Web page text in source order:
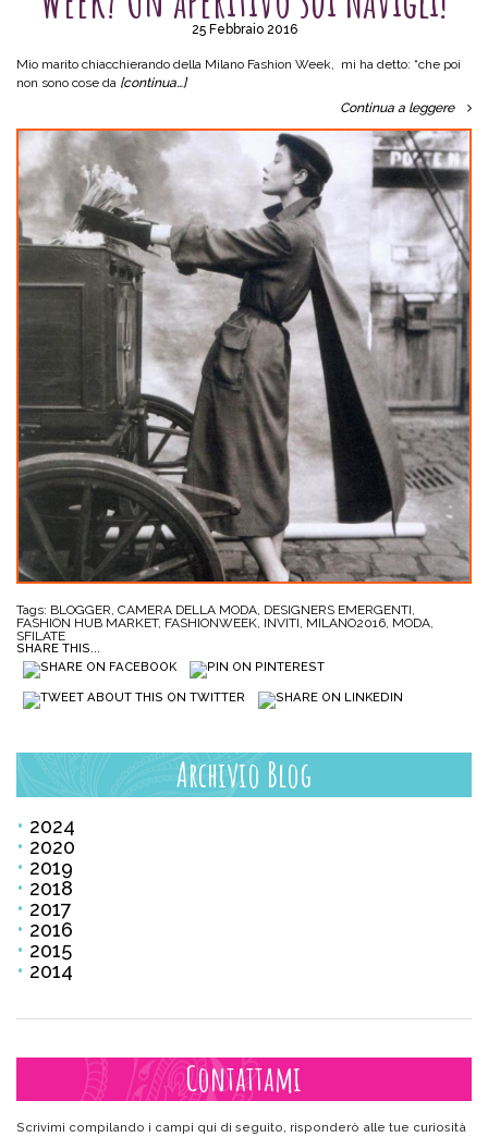
25 Febbraio 2016
Mio marito chiacchierando della Milano Fashion Week, mi ha detto: “che poi
non sono cose da [continua…]
Continua a leggere
Tags: BLOGGER, CAMERA DELLA MODA, DESIGNERS EMERGENTI,
FASHION HUB MARKET, FASHIONWEEK, INVITI, MILANO2016, MODA,
SFILATE
SHARE THIS...
Archivio Blog
2024
2020
2019
2018
2017
2016
2015
2014
Contattami
Scrivimi compilando i campi qui di seguito, risponderò alle tue curiosità